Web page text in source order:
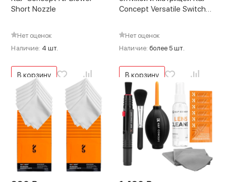
Short Nozzle
Нет оценок
Наличие: 4 шт.
В корзину
Concept Versatile Switch
Нет оценок
Наличие:более 5 шт.
В корзину